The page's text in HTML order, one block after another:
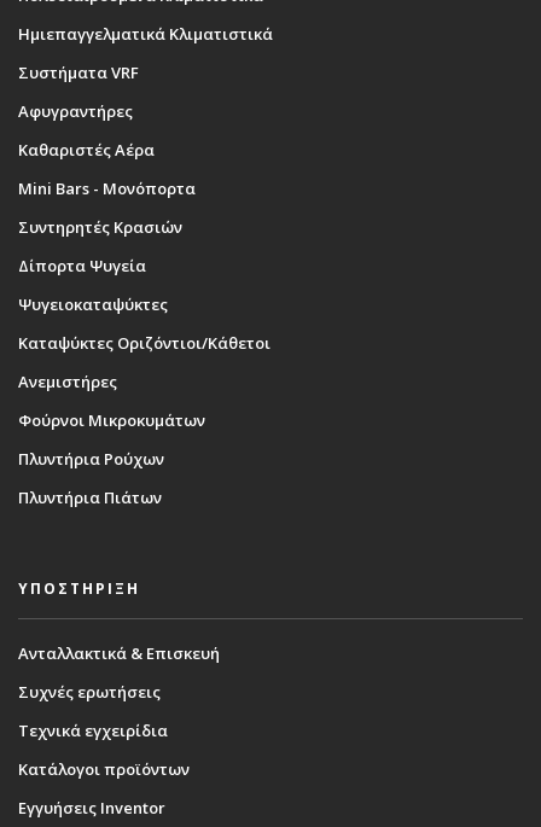
Ημιεπαγγελματικά Κλιματιστικά
Συστήματα VRF
Αφυγραντήρες
Καθαριστές Αέρα
Mini Bars - Μονόπορτα
Συντηρητές Κρασιών
Δίπορτα Ψυγεία
Ψυγειοκαταψύκτες
Καταψύκτες Οριζόντιοι/Κάθετοι
Ανεμιστήρες
Φούρνοι Μικροκυμάτων
Πλυντήρια Ρούχων
Πλυντήρια Πιάτων
ΥΠΟΣΤΗΡΙΞΗ
Ανταλλακτικά & Επισκευή
Συχνές ερωτήσεις
Τεχνικά εγχειρίδια
Κατάλογοι προϊόντων
Εγγυήσεις Inventor